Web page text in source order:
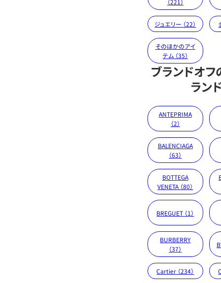
（221）
ジュエリー （22）
そのほかのアイ
テム （35）
ブランドオ
ラン
ANTEPRIMA
（2）
BALENCIAGA
（63）
BOTTEGA
VENETA （80）
BREGUET （1）
BURBERRY
（37）
Cartier （234）